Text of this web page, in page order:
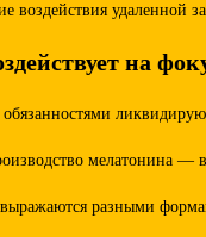
воздействия
на
мелатонина
выражаются разными